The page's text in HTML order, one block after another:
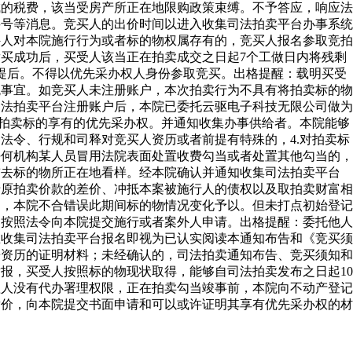
税费，该当受房产所正在地限购政策束缚。不予答应，响应法
等消息。竞买人的出价时间以进入收集司法拍卖平台办事系统
对本院施行行为或者标的物权属存有的，竞买人报名参取竞拍
成功后，买受人该当正在拍卖成交之日起7个工做日内将残剩
。不得以优先采办权人身份参取竞买。出格提醒：载明买受
宜。如竞买人未注册账户，本次拍卖行为不具有将拍卖标的物
拍卖平台注册账户后，本院已委托云驱电子科技无限公司做为
标的享有的优先采办权。并通知收集办事供给者。本院能够
令、行规和司释对竞买人资历或者前提有特殊的，4.对拍卖标
构某人员冒用法院表面处置收费勾当或者处置其他勾当的，
标的物所正在地看样。经本院确认并通知收集司法拍卖平台
拍卖价款的差价、冲抵本案被施行人的债权以及取拍卖财富相
本院不合错误此期间标的物情况变化予以。但未打点初始登记
照法令向本院提交施行或者案外人申请。出格提醒：委托他人
集司法拍卖平台报名即视为已认实阅读本通知布告和《竞买须
历的证明材料；未经确认的，司法拍卖通知布告、竞买须知和
，买受人按照标的物现状取得，能够自司法拍卖发布之日起10
没有代办署理权限，正在拍卖勾当竣事前，本院向不动产登记
，向本院提交书面申请和可以或许证明其享有优先采办权的材